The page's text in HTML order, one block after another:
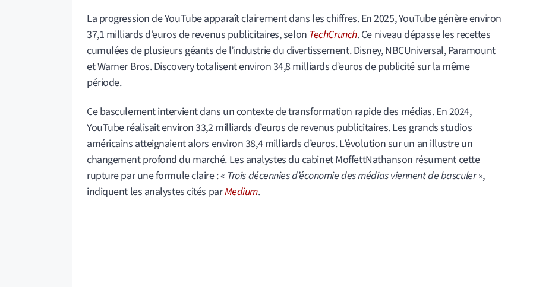
La progression de YouTube apparaît clairement dans les chiffres. En 2025, YouTube génère environ
37,1 milliards d’euros de revenus publicitaires, selon TechCrunch. Ce niveau dépasse les recettes
cumulées de plusieurs géants de l’industrie du divertissement. Disney, NBCUniversal, Paramount
et Warner Bros. Discovery totalisent environ 34,8 milliards d’euros de publicité sur la même
période.
Ce basculement intervient dans un contexte de transformation rapide des médias. En 2024,
YouTube réalisait environ 33,2 milliards d’euros de revenus publicitaires. Les grands studios
américains atteignaient alors environ 38,4 milliards d’euros. L’évolution sur un an illustre un
changement profond du marché. Les analystes du cabinet MoffettNathanson résument cette
rupture par une formule claire : « Trois décennies d’économie des médias viennent de basculer»,
indiquent les analystes cités parMedium.